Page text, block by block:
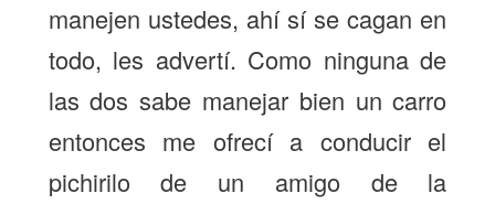
manejen ustedes, ahí sí se cagan en
todo, les advertí. Como ninguna de
las dos sabe manejar bien un carro
entonces me ofrecí a conducir el
pichirilo de un amigo de la